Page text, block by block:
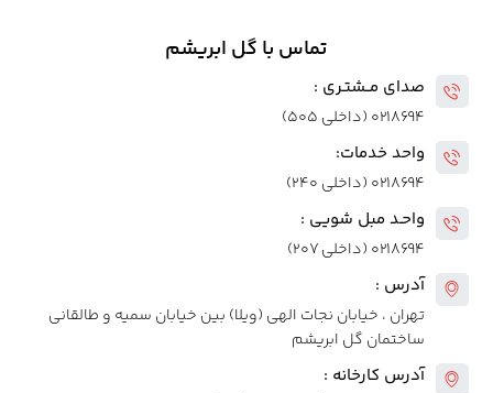
تماس با گل ابریشم
صدای مــشتـری :
۰۲۱۸۶۹۴ (داخلی ۵۰۵)
واحد خدمات:
۰۲۱۸۶۹۴ (داخلی ۲۴۰)
واحـد مبل شویی :
۰۲۱۸۶۹۴ (داخلی ۲۰۷)
آدرس :
تهران ، خیابان نجات الهی (ویلا) بین خیابان سمیه و طالقانی
ساختمان گل ابریشم
آدرس کارخانه :